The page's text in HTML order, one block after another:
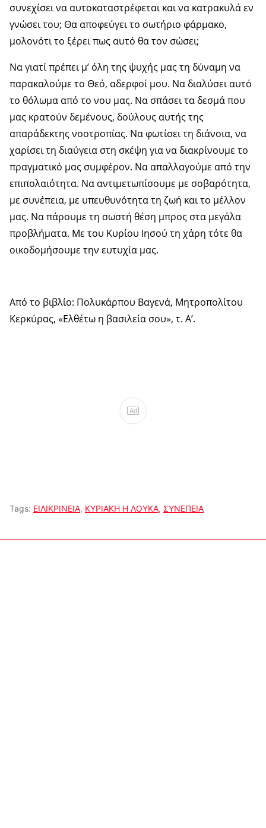
συνεχίσει να αυτοκαταστρέφεται και να κατρακυλά εν
γνώσει του; Θα αποφεύγει το σωτήριο φάρμακο,
μολονότι το ξέρει πως αυτό θα τον σώσει;
Να γιατί πρέπει μ’ όλη της ψυχής μας τη δύναμη να
παρακαλούμε το Θεό, αδερφοί μου. Να διαλύσει αυτό
το θόλωμα από το νου μας. Να σπάσει τα δεσμά που
μας κρατούν δεμένους, δούλους αυτής της
απαράδεκτης νοοτροπίας. Να φωτίσει τη διάνοια, να
χαρίσει τη διαύγεια στη σκέψη για να διακρίνουμε το
πραγματικό μας συμφέρον. Να απαλλαγούμε από την
επιπολαιότητα. Να αντιμετωπίσουμε με σοβαρότητα,
με συνέπεια, με υπευθυνότητα τη ζωή και το μέλλον
μας. Να πάρουμε τη σωστή θέση μπρος στα μεγάλα
προβλήματα. Με του Κυρίου Ιησού τη χάρη τότε θα
οικοδομήσουμε την ευτυχία μας.
Από το βιβλίο: Πολυκάρπου Βαγενά, Μητροπολίτου
Κερκύρας, «Ελθέτω η βασιλεία σου», τ. Α’.
Ad
Tags: ΕΙΛΙΚΡΙΝΕΙΑ, ΚΥΡΙΑΚΗ Η ΛΟΥΚΑ, ΣΥΝΕΠΕΙΑ